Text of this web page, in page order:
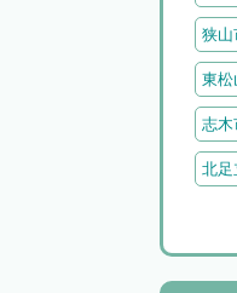
狭山
東松
志木
北足
北葛